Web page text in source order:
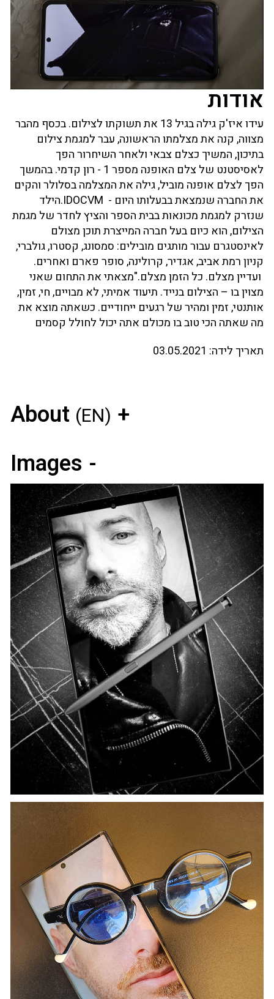
אודות
עידו איז'ק גילה בגיל 13 את תשוקתו לצילום. בכסף מהבר
מצווה, קנה את מצלמתו הראשונה, עבר למגמת צילום
בתיכון, המשיך כצלם צבאי ולאחר השיחרור הפך
לאסיסטנט של צלם האופנה מספר 1 - רון קדמי. בהמשך
הפך לצלם אופנה מוביל, גילה את המצלמה בסלולר והקים
את החברה שנמצאת בבעלותו היום - IDOCVM.הילד
שנזרק למגמת מכונאות בבית הספר והציץ לחדר של מגמת
הצילום, הוא כיום בעל חברה המייצרת תוכן מצולם
לאינסטגרם עבור מותגים מובילים: סמסונג, קסטרו, גולברי,
קניון רמת אביב, אגדיר, קרולינה, סופר פארם ואחרים.
ועדיין מצלם. כל הזמן מצלם."מצאתי את התחום שאני
מצוין בו – הצילום בנייד. תיעוד אמיתי, לא מבויים, חי, זמין,
אותנטי, זמין ומהיר של רגעים ייחודיים. כשאתה מוצא את
מה שאתה הכי טוב בו מכולם אתה יכול לחולל קסמים
תאריך לידה:
About (EN)
Images